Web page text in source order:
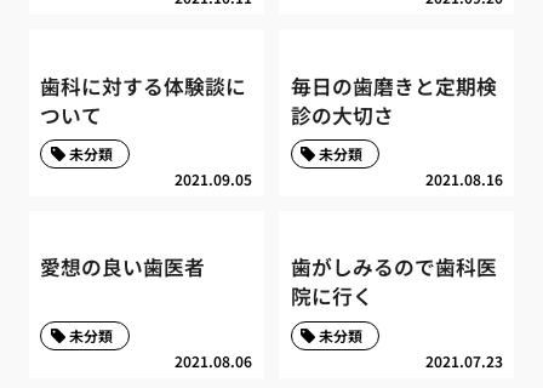
歯科に対する体験談に
ついて
2021.09.05
未分類
毎日の歯磨きと定期検
診の大切さ
2021.08.16
未分類
愛想の良い歯医者
2021.08.06
未分類
歯がしみるので歯科医
院に行く
2021.07.23
未分類